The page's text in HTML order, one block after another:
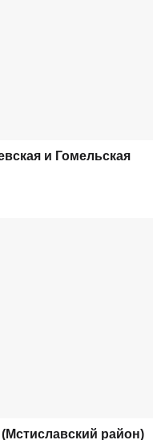
и Гомельская
район)